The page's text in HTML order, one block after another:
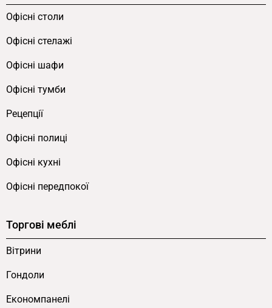
Офісні столи
Офісні стелажі
Офісні шафи
Офісні тумби
Рецепції
Офісні полиці
Офісні кухні
Офісні передпокої
Торгові меблі
Вітрини
Гондоли
Економпанелі